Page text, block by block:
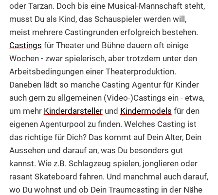
oder Tarzan. Doch bis eine Musical-Mannschaft steht,
musst Du als Kind, das Schauspieler werden will,
meist mehrere Castingrunden erfolgreich bestehen.
Castings für Theater und Bühne dauern oft einige
Wochen - zwar spielerisch, aber trotzdem unter den
Arbeitsbedingungen einer Theaterproduktion.
Daneben lädt so manche Casting Agentur für Kinder
auch gern zu allgemeinen (Video-)Castings ein - etwa,
um mehr Kinderdarstellerund Kindermodels für den
eigenen Agenturpool zu finden. Welches Casting ist
das richtige für Dich? Das kommt auf Dein Alter, Dein
Aussehen und darauf an, was Du besonders gut
kannst. Wie z.B. Schlagzeug spielen, jonglieren oder
rasant Skateboard fahren. Und manchmal auch darauf,
wo Du wohnst und ob Dein Traumcasting in der Nähe